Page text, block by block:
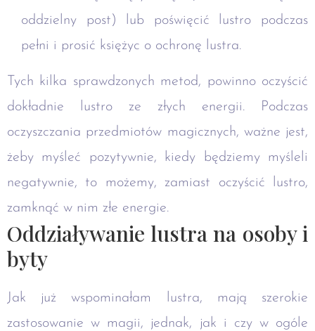
oddzielny post) lub poświęcić lustro podczas
pełni i prosić księżyc o ochronę lustra.
Tych kilka sprawdzonych metod, powinno oczyścić
dokładnie lustro ze złych energii. Podczas
oczyszczania przedmiotów magicznych, ważne jest,
żeby myśleć pozytywnie, kiedy będziemy myśleli
negatywnie, to możemy, zamiast oczyścić lustro,
zamknąć w nim złe energie.
Oddziaływanie lustra na osoby i
byty
Jak już wspominałam lustra, mają szerokie
zastosowanie w magii, jednak, jak i czy w ogóle